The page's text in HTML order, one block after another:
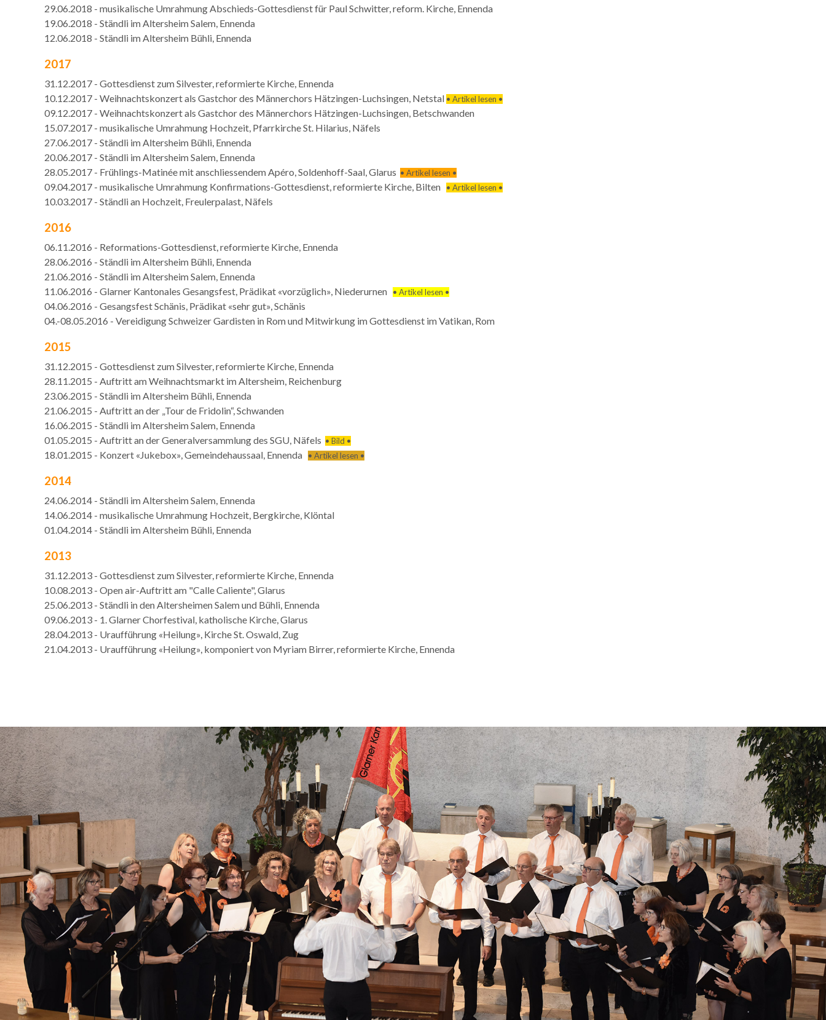
29.06.2018 - musikalische Umrahmung Abschieds-Gottesdienst für Paul Schwitter, reform. Kirche, Ennenda
19.06.2018 - Ständli im Altersheim Salem, Ennenda
​12.06.2018 - Ständli im Altersheim Bühli, Ennenda
2017
31.12.2017 - Gottesdienst zum Silvester, reformierte Kirche, Ennenda
10.12.2017 - Weihnachtskonzert als Gastchor des Männerchors Hätzingen-Luchsingen, Netstal • Artikel lesen •
09.12.2017 - Weihnachtskonzert als Gastchor des Männerchors Hätzingen-Luchsingen, Betschwanden
15.07.2017 - musikalische Umrahmung Hochzeit, Pfarrkirche St. Hilarius, Näfels
27.06.2017 - Ständli im Altersheim Bühli, Ennenda
20.06.2017 - Ständli im Altersheim Salem, Ennenda
28.05.2017 - Frühlings-Matinée mit anschliessendem Apéro, Soldenhoff-Saal, Glarus • Artikel lesen •
09.04.2017 - musikalische Umrahmung Konfirmations-Gottesdienst, reformierte Kirche, Bilten • Artikel lesen •
10.03.2017 - Ständli an Hochzeit, Freulerpalast, Näfels
2016
06.11.2016 - Reformations-Gottesdienst, reformierte Kirche, Ennenda
28.06.2016 - Ständli im Altersheim Bühli, Ennenda
21.06.2016 - Ständli im Altersheim Salem, Ennenda
11.06.2016 - Glarner Kantonales Gesangsfest, Prädikat «vorzüglich», Niederurnen
• Artikel lesen •
04.06.2016 - Gesangsfest Schänis, Prädikat «sehr gut», Schänis
04.-08.05.2016 - Vereidigung Schweizer Gardisten in Rom und Mitwirkung im Gottesdienst im Vatikan, Rom
2015
31.12.2015 - Gottesdienst zum Silvester, reformierte Kirche, Ennenda
28.11.2015 - Auftritt am Weihnachtsmarkt im Altersheim, Reichenburg
23.06.2015 - Ständli im Altersheim Bühli, Ennenda
21.06.2015 - Auftritt an der „Tour de Fridolin“, Schwanden
16.06.2015 - Ständli im Altersheim Salem, Ennenda
01.05.2015 - Auftritt an der Generalversammlung des SGU, Näfels • Bild •
18.01.2015 - Konzert «Jukebox», Gemeindehaussaal, Ennenda • Artikel lesen •
2014
24.06.2014 - Ständli im Altersheim Salem, Ennenda
14.06.2014 - musikalische Umrahmung Hochzeit, Bergkirche, Klöntal
01.04.2014 - Ständli im Altersheim Bühli, Ennenda
2013
31.12.2013 - Gottesdienst zum Silvester, reformierte Kirche, Ennenda
10.08.2013 - Open air-Auftritt am "Calle Caliente", Glarus
25.06.2013 - Ständli in den Altersheimen Salem und Bühli, Ennenda
09.06.2013 - 1. Glarner Chorfestival, katholische Kirche, Glarus
28.04.2013 - Uraufführung «Heilung», Kirche St. Oswald, Zug
21.04.2013 - Uraufführung «Heilung», komponiert von Myriam Birrer, reformierte Kirche, Ennenda